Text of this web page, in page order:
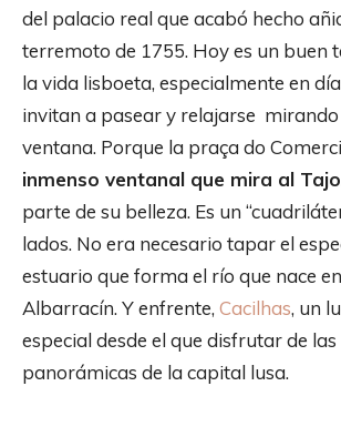
del palacio real que acabó hecho
terremoto de 1755. Hoy es un buen
la vida lisboeta, especialmente en
invitan a pasear y relajarse
ventana. Porque la praça do
inmenso ventanal que mira al Tajo
parte de su belleza. Es un
lados. No era necesario tapar el
estuario que forma el río que nace
Albarracín. Y enfrente, Cacilhas, un
especial desde el que disfrutar de
panorámicas de la capital lusa.